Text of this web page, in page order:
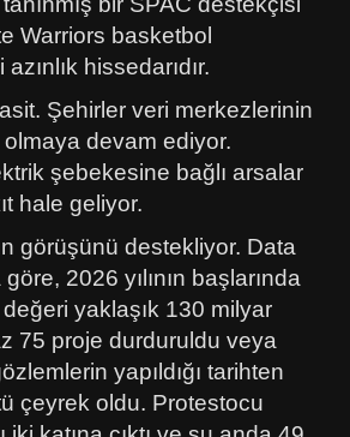
Warriors basketbol
hissedarıdır.
Şehirler veri merkezlerinin
olmaya devam ediyor.
şebekesine bağlı arsalar
hale geliyor.
görüşünü destekliyor. Data
2026 yılının başlarında
yaklaşık 130 milyar
75 proje durduruldu veya
yapıldığı tarihten
çeyrek oldu. Protestocu